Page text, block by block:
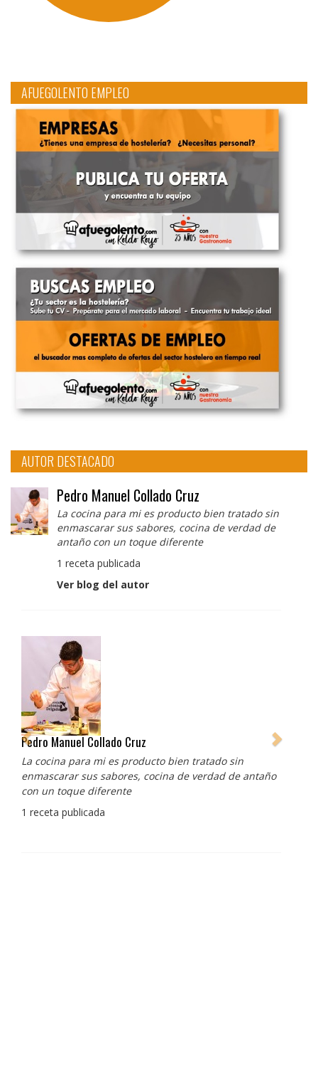
AFUEGOLENTO EMPLEO
AUTOR DESTACADO
Pedro Manuel Collado Cruz
La cocina para mi es producto bien tratado sin
enmascarar sus sabores, cocina de verdad de
antaño con un toque diferente
1 receta publicada
Ver blog del autor
Albert Adrià
Redes sociales:
https://www.instagram.com/enigma_albertadria/
https://www.instagram.com/albertadriaprojects/
3 recetas publicadas